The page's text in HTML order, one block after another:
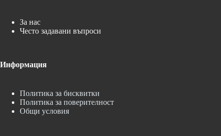
За нас
Често задавани въпроси
Информация
Политика за бисквитки
Политика за поверителност
Общи условия